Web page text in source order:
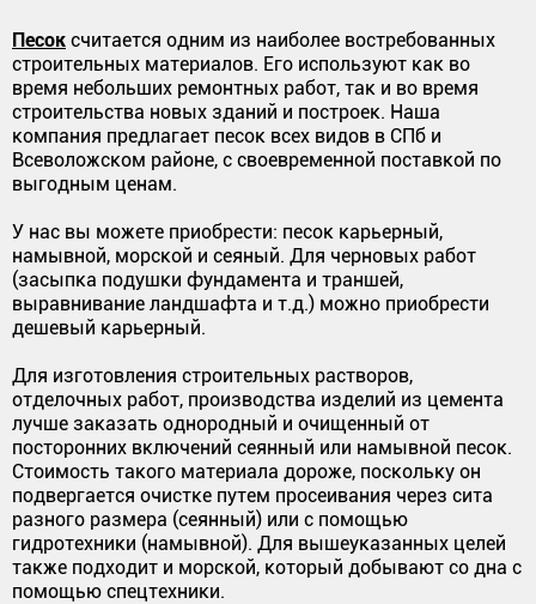
Песок считается одним из наиболее востребованных
строительных материалов. Его используют как во
время небольших ремонтных работ, так и во время
строительства новых зданий и построек. Наша
компания предлагает песок всех видов в СПб и
Всеволожском районе, с своевременной поставкой по
выгодным ценам.
У нас вы можете приобрести: песок карьерный,
намывной, морской и сеяный. Для черновых работ
(засыпка подушки фундамента и траншей,
выравнивание ландшафта и т.д.) можно приобрести
дешевый карьерный.
Для изготовления строительных растворов,
отделочных работ, производства изделий из цемента
лучше заказать однородный и очищенный от
посторонних включений сеянный или намывной песок.
Стоимость такого материала дороже, поскольку он
подвергается очистке путем просеивания через сита
разного размера (сеянный) или с помощью
гидротехники (намывной). Для вышеуказанных целей
также подходит и морской, который добывают со дна с
помощью спецтехники.